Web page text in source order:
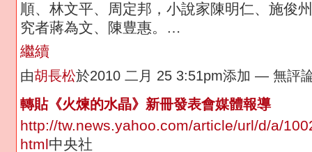
順、林文平、周定邦，小說家陳明仁、施俊
究者蔣為文、陳豊惠。…
繼續
由胡長松於2010 二月 25 3:51pm添加 — 無評
轉貼《火煉的水晶》新冊發表會媒體報導
http://tw.news.yahoo.com/article/url/d/a/
html中央社